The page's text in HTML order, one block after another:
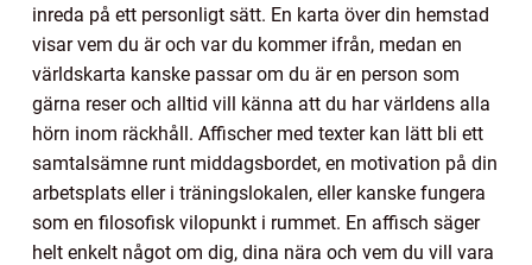
inreda på ett personligt sätt. En karta över din hemstad
visar vem du är och var du kommer ifrån, medan en
världskarta kanske passar om du är en person som
gärna reser och alltid vill känna att du har världens alla
hörn inom räckhåll. Affischer med texter kan lätt bli ett
samtalsämne runt middagsbordet, en motivation på din
arbetsplats eller i träningslokalen, eller kanske fungera
som en filosofisk vilopunkt i rummet. En affisch säger
helt enkelt något om dig, dina nära och vem du vill vara